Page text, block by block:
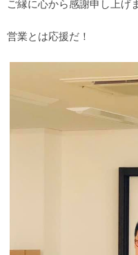
ご縁に心から感謝申し上げ
営業とは応援だ！